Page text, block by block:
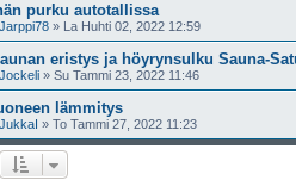
purku autotallissa
Jarppi78 » La Huhti 02, 2022 12:59
eristys ja höyrynsulku Sauna-
Jockeli » Su Tammi 23, 2022 11:46
lämmitys
JukkaI » To Tammi 27, 2022 11:23